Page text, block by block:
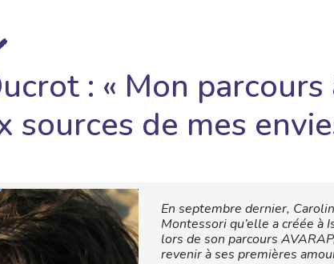
: « Mon parcours
sources de mes
En septembre dernier,
Montessori qu’elle a créée à
lors de son parcours
revenir à ses premières